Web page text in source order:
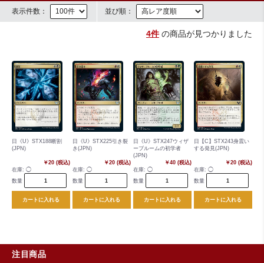
表示件数： 並び順：
4件の商品が見つかりました
日《U》STX188断割
(JPN)
￥20 (税込)
在庫: ◯
数量
カートに入れる
日《U》STX225引き裂
き(JPN)
￥20 (税込)
在庫: ◯
数量
カートに入れる
日《U》STX247ウィザ
ーブルームの初学者
(JPN)
￥40 (税込)
在庫: ◯
数量
カートに入れる
日【C】STX243身震い
する発見(JPN)
￥20 (税込)
在庫: ◯
数量
カートに入れる
注目商品